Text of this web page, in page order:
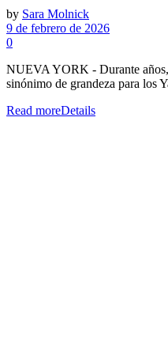
by Sara Molnick
9 de febrero de 2026
0
NUEVA YORK - Durante años,
sinónimo de grandeza para los
Read moreDetails